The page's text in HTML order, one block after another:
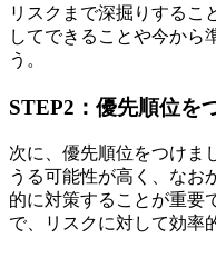
リスクまで深掘りするこ
してできることや今から
う。
STEP2：優先順位を
次に、優先順位をつけま
うる可能性が高く、なお
的に対策することが重要
で、リスクに対して効率